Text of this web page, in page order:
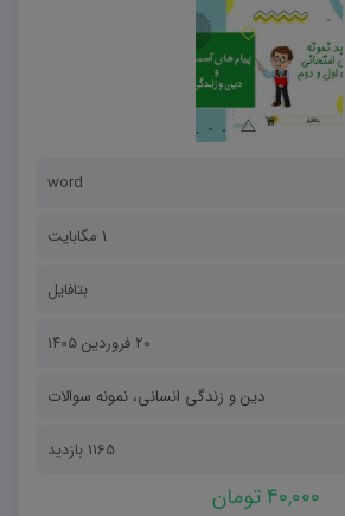
word
1 مگابایت
بتافایل
۲۰ فروردین ۱۴۰۵
دین و زندگی انسانی، نمونه سوالات
1165 بازدید
40,000 تومان